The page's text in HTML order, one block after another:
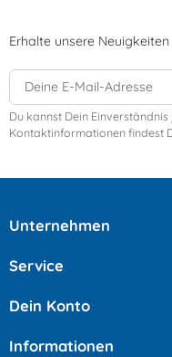
Erhalte unsere
Du kannst Dein
Kontaktinformationen findest
Unternehmen
Service
Dein Konto
Informationen